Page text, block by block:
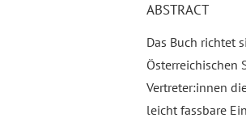
ABSTRACT
Das Buch richtet
Österreichischen
Vertreter:innen
leicht fassbare